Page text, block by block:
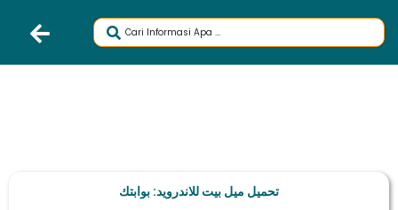
تحميل ميل بيت للاندرويد: بوابتك